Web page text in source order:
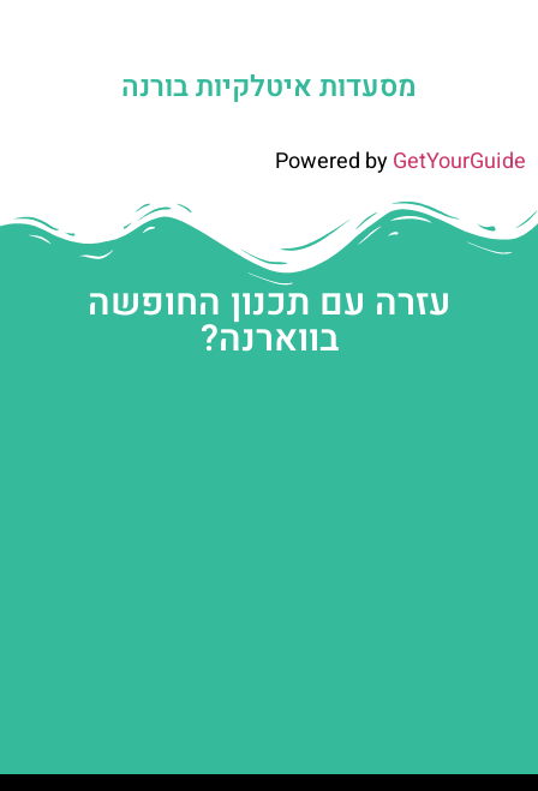
מסעדות איטלקיות בורנה
Powered byGetYourGuide
עזרה עם תכנון החופשה
בווארנה?